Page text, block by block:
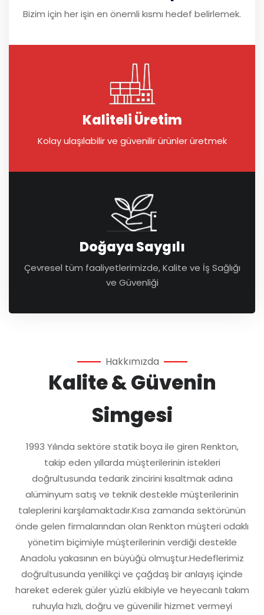
Bizim için her işin en önemli kısmı hedef belirlemek.
Kaliteli Üretim
Kolay ulaşılabilir ve güvenilir ürünler üretmek
Doğaya Saygılı
Çevresel tüm faaliyetlerimizde, Kalite ve İş Sağlığı
ve Güvenliği
Hakkımızda
Kalite & Güvenin
Simgesi
1993 Yılında sektöre statik boya ile giren Renkton,
takip eden yıllarda müşterilerinin istekleri
doğrultusunda tedarik zincirini kısaltmak adına
alüminyum satış ve teknik destekle müşterilerinin
taleplerini karşılamaktadır.Kısa zamanda sektörünün
önde gelen firmalarından olan Renkton müşteri odaklı
yönetim biçimiyle müşterilerinin verdiği destekle
Anadolu yakasının en büyüğü olmuştur.Hedeflerimiz
doğrultusunda yenilikçi ve çağdaş bir anlayış içinde
hareket ederek güler yüzlü ekibiyle ve heyecanlı takım
ruhuyla hızlı, doğru ve güvenilir hizmet vermeyi